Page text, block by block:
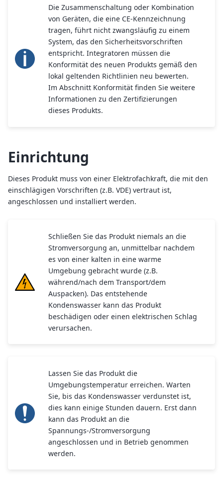
Die Zusammenschaltung oder Kombination
von Geräten, die eine CE-Kennzeichnung
tragen, führt nicht zwangsläufig zu einem
System, das den Sicherheitsvorschriften
entspricht. Integratoren müssen die
Konformität des neuen Produkts gemäß den
lokal geltenden Richtlinien neu bewerten.
Im Abschnitt Konformität finden Sie weitere
Informationen zu den Zertifizierungen
dieses Produkts.
Einrichtung
Dieses Produkt muss von einer Elektrofachkraft, die mit den
einschlägigen Vorschriften (z.B. VDE) vertraut ist,
angeschlossen und installiert werden.
Schließen Sie das Produkt niemals an die
Stromversorgung an, unmittelbar nachdem
es von einer kalten in eine warme
Umgebung gebracht wurde (z.B.
während/nach dem Transport/dem
Auspacken). Das entstehende
Kondenswasser kann das Produkt
beschädigen oder einen elektrischen Schlag
verursachen.
Lassen Sie das Produkt die
Umgebungstemperatur erreichen. Warten
Sie, bis das Kondenswasser verdunstet ist,
dies kann einige Stunden dauern. Erst dann
kann das Produkt an die
Spannungs-/Stromversorgung
angeschlossen und in Betrieb genommen
werden.